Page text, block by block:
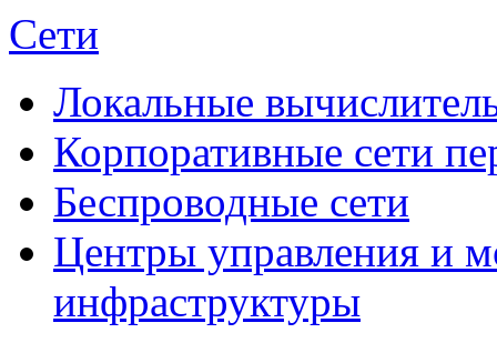
Сети
Локальные
Корпоративные сети
Беспроводные сети
Центры управления и
инфраструктуры